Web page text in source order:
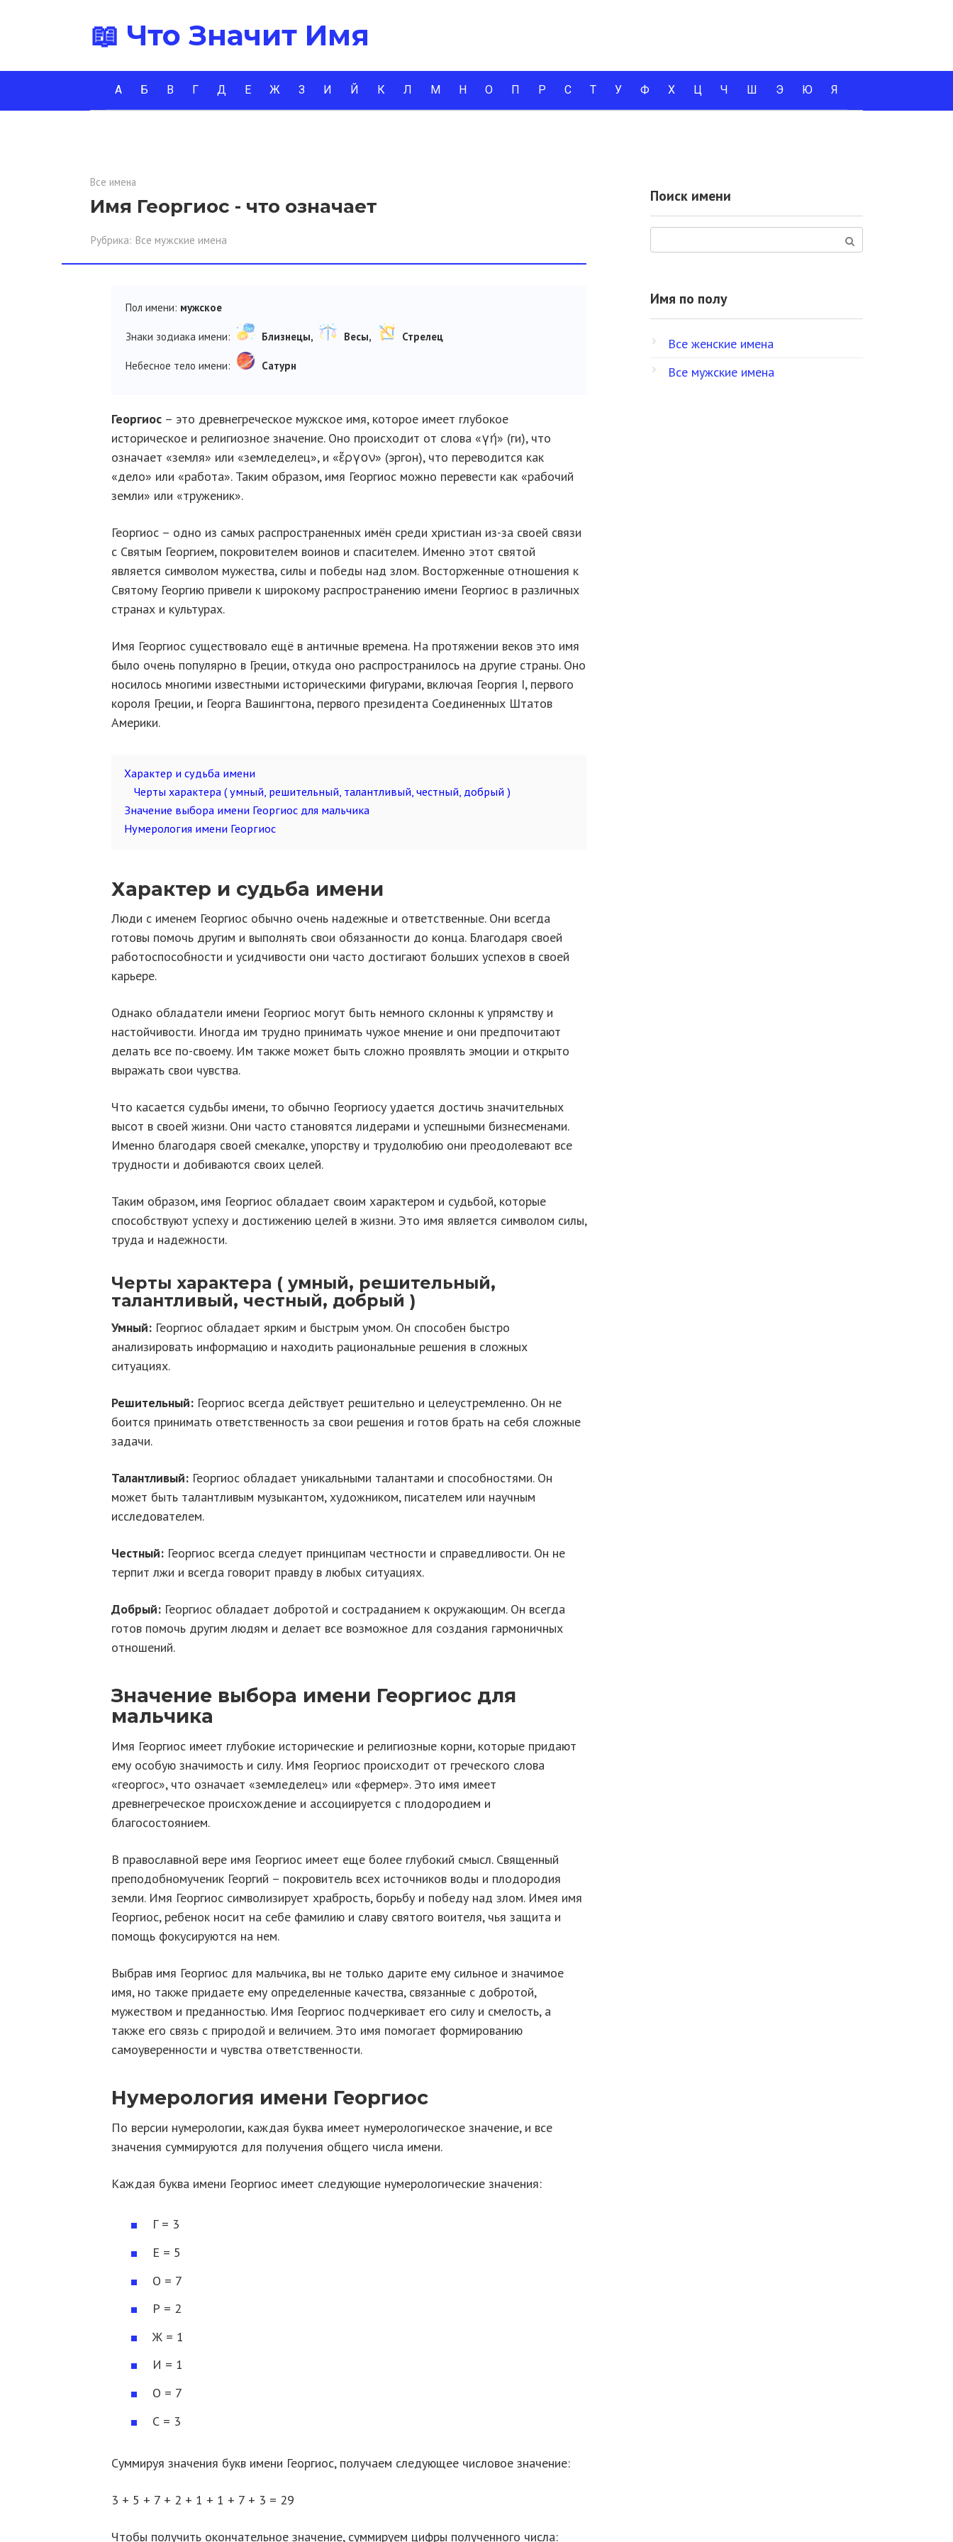
📖 Что Значит Имя
А Б В Г Д Е Ж З И Й К Л М Н О П Р С Т У Ф Х Ц Ч Ш Э Ю Я
Все имена
Имя Георгиос - что означает
Рубрика: Все мужские имена
Пол имени: мужское
Знаки зодиака имени: Близнецы, Весы, Стрелец
Небесное тело имени: Сатурн
Георгиос – это древнегреческое мужское имя, которое имеет глубокое
историческое и религиозное значение. Оно происходит от слова «γή» (ги), что
означает «земля» или «земледелец», и «ἔργον» (эргон), что переводится как
«дело» или «работа». Таким образом, имя Георгиос можно перевести как «рабочий
земли» или «труженик».
Георгиос – одно из самых распространенных имён среди христиан из-за своей связи
с Святым Георгием, покровителем воинов и спасителем. Именно этот святой
является символом мужества, силы и победы над злом. Восторженные отношения к
Святому Георгию привели к широкому распространению имени Георгиос в различных
странах и культурах.
Имя Георгиос существовало ещё в античные времена. На протяжении веков это имя
было очень популярно в Греции, откуда оно распространилось на другие страны. Оно
носилось многими известными историческими фигурами, включая Георгия I, первого
короля Греции, и Георга Вашингтона, первого президента Соединенных Штатов
Америки.
Характер и судьба имени
Черты характера ( умный, решительный, талантливый, честный, добрый )
Значение выбора имени Георгиос для мальчика
Нумерология имени Георгиос
Характер и судьба имени
Люди с именем Георгиос обычно очень надежные и ответственные. Они всегда
готовы помочь другим и выполнять свои обязанности до конца. Благодаря своей
работоспособности и усидчивости они часто достигают больших успехов в своей
карьере.
Однако обладатели имени Георгиос могут быть немного склонны к упрямству и
настойчивости. Иногда им трудно принимать чужое мнение и они предпочитают
делать все по-своему. Им также может быть сложно проявлять эмоции и открыто
выражать свои чувства.
Что касается судьбы имени, то обычно Георгиосу удается достичь значительных
высот в своей жизни. Они часто становятся лидерами и успешными бизнесменами.
Именно благодаря своей смекалке, упорству и трудолюбию они преодолевают все
трудности и добиваются своих целей.
Таким образом, имя Георгиос обладает своим характером и судьбой, которые
способствуют успеху и достижению целей в жизни. Это имя является символом силы,
труда и надежности.
Черты характера ( умный, решительный,
талантливый, честный, добрый )
Умный: Георгиос обладает ярким и быстрым умом. Он способен быстро
анализировать информацию и находить рациональные решения в сложных
ситуациях.
Решительный: Георгиос всегда действует решительно и целеустремленно. Он не
боится принимать ответственность за свои решения и готов брать на себя сложные
задачи.
Талантливый: Георгиос обладает уникальными талантами и способностями. Он
может быть талантливым музыкантом, художником, писателем или научным
исследователем.
Честный: Георгиос всегда следует принципам честности и справедливости. Он не
терпит лжи и всегда говорит правду в любых ситуациях.
Добрый: Георгиос обладает добротой и состраданием к окружающим. Он всегда
готов помочь другим людям и делает все возможное для создания гармоничных
отношений.
Значение выбора имени Георгиос для
мальчика
Имя Георгиос имеет глубокие исторические и религиозные корни, которые придают
ему особую значимость и силу. Имя Георгиос происходит от греческого слова
«георгос», что означает «земледелец» или «фермер». Это имя имеет
древнегреческое происхождение и ассоциируется с плодородием и
благосостоянием.
В православной вере имя Георгиос имеет еще более глубокий смысл. Священный
преподобномученик Георгий – покровитель всех источников воды и плодородия
земли. Имя Георгиос символизирует храбрость, борьбу и победу над злом. Имея имя
Георгиос, ребенок носит на себе фамилию и славу святого воителя, чья защита и
помощь фокусируются на нем.
Выбрав имя Георгиос для мальчика, вы не только дарите ему сильное и значимое
имя, но также придаете ему определенные качества, связанные с добротой,
мужеством и преданностью. Имя Георгиос подчеркивает его силу и смелость, а
также его связь с природой и величием. Это имя помогает формированию
самоуверенности и чувства ответственности.
Нумерология имени Георгиос
По версии нумерологии, каждая буква имеет нумерологическое значение, и все
значения суммируются для получения общего числа имени.
Каждая буква имени Георгиос имеет следующие нумерологические значения:
Г = 3
Е = 5
О = 7
Р = 2
Ж = 1
И = 1
О = 7
С = 3
Суммируя значения букв имени Георгиос, получаем следующее числовое значение:
3 + 5 + 7 + 2 + 1 + 1 + 7 + 3 = 29
Чтобы получить окончательное значение, суммируем цифры полученного числа:
Поиск имени
Имя по полу
Все женские имена
Все мужские имена